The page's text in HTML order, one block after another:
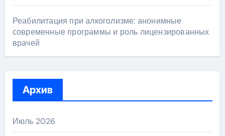
Реабилитация при алкоголизме: анонимные
современные программы и роль лицензированных
врачей
Архив
Июль 2026